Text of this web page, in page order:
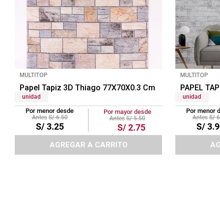
MULTITOP
Papel Tapiz 3D Thiago 77X70X0.3 Cm Multicolor
unidad
Por menor desde
S/ 6.50
S/ 3.25
Por mayor desde
S/ 5.50
S/ 2.75
AGREGAR A CARRITO
MULTITOP
PAPEL
unidad
Por menor
S/ 6
S/ 3.